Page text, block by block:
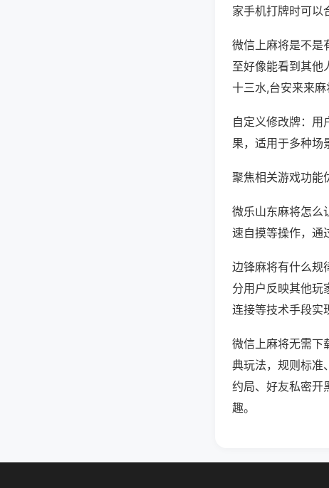
家手机打牌时可以
微信上麻将是不是
至好像能看到其他
十三水,台安来来麻
自定义修改牌：用
果，适用于多种场
聚焦相关游戏功能
微乐山东麻将怎么
速自摸等操作，通
边锋麻将有什么规
分用户反映其他玩
连接等技术手段实
微信上麻将无需下
典玩法，规则标准
约局、好友私密开
趣。